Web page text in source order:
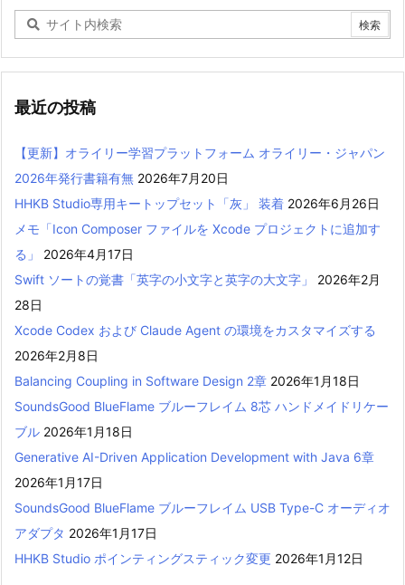
最近の投稿
【更新】オライリー学習プラットフォーム オライリー・ジャパン
2026年発行書籍有無 2026年7月20日
HHKB Studio専用キートップセット「灰」 装着 2026年6月26日
メモ「Icon Composer ファイルを Xcode プロジェクトに追加す
る」
2026年4月17日
Swift ソートの覚書「英字の小文字と英字の大文字」
2026年2月
28日
Xcode Codex および Claude Agent の環境をカスタマイズする
2026年2月8日
Balancing Coupling in Software Design 2章 2026年1月18日
SoundsGood BlueFlame ブルーフレイム 8芯 ハンドメイドリケー
ブル 2026年1月18日
Generative AI-Driven Application Development with Java 6章
2026年1月17日
SoundsGood BlueFlame ブルーフレイム USB Type-C オーディオ
アダプタ 2026年1月17日
HHKB Studio ポインティングスティック変更 2026年1月12日